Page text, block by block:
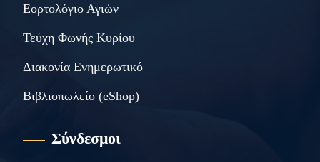
Εορτολόγιο Αγιών
Τεύχη Φωνής Κυρίου
Διακονία Ενημερωτικό
Βιβλιοπωλείο (eShop)
Σύνδεσμοι